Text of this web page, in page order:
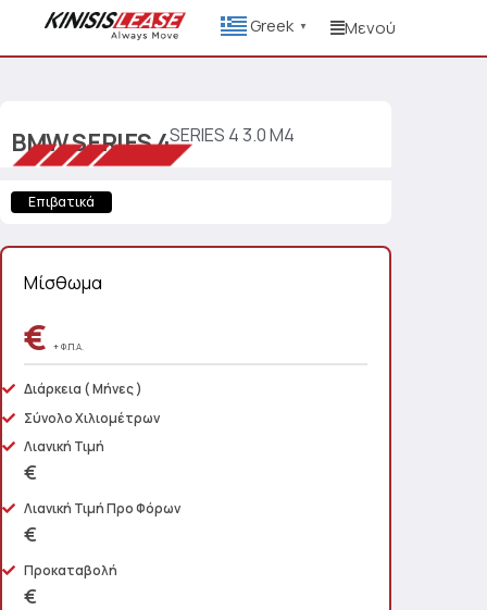
Greek ▼ Μενού
BMWSERIES 4SERIES 4 3.0 M4
Επιβατικά
Μίσθωμα
€ + Φ.Π.Α.
Διάρκεια ( Μήνες )
Σύνολο Χιλιομέτρων
Λιανική Τιμή
€
Λιανική Τιμή Προ Φόρων
€
Προκαταβολή
€